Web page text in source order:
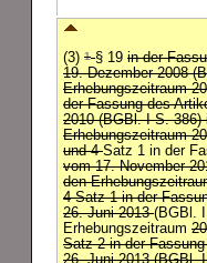
(3) 1 § 19 in der
19. Dezember 2008
Erhebungszeitraum
der Fassung des
2010 (BGBl. I S.
Erhebungszeitraum
und 4Satz 1 in der
vom 17. November
den
4 Satz 1 in der
26. Juni 2013(BGBl.
Erhebungszeitraum
Satz 2 in der
26. Juni 2013 (BGBl.